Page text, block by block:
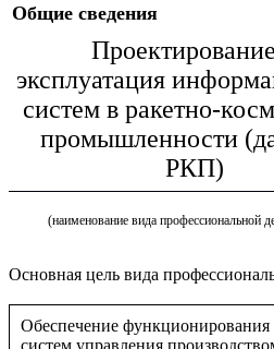
Общие сведения
эксплуатация
систем в ракетно-
промышленности
РКП)
(наименование вида профессиональной
Основная цель вида
Обеспечение функционирования
систем управления